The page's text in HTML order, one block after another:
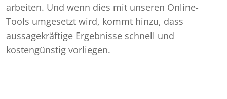
arbeiten. Und wenn dies mit unseren Online-
Tools umgesetzt wird, kommt hinzu, dass
aussagekräftige Ergebnisse schnell und
kostengünstig vorliegen.